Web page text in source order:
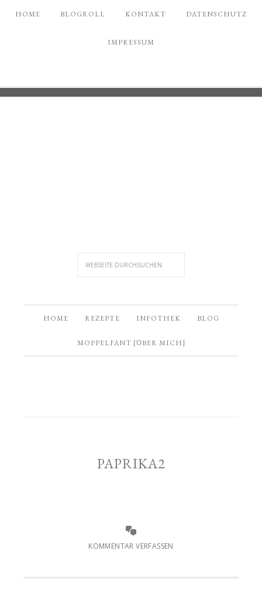
HOME BLOGROLL KONTAKT DATENSCHUTZ
IMPRESSUM
HOME REZEPTE INFOTHEK BLOG
MOPPELFANT [ÜBER MICH]
PAPRIKA2
KOMMENTAR VERFASSEN